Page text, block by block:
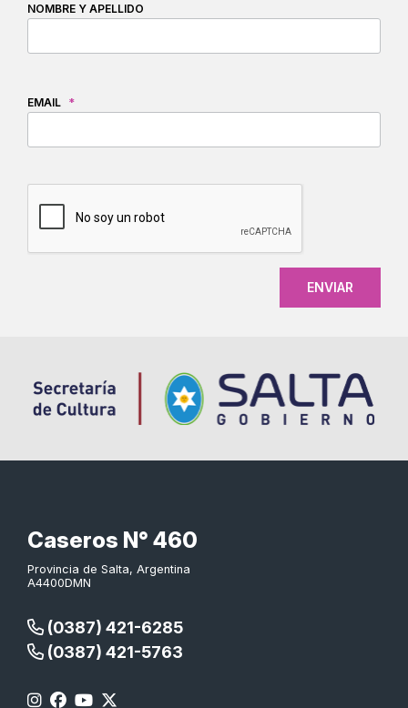
NOMBRE Y APELLIDO
EMAIL *
Caseros N° 460
Provincia de Salta, Argentina
A4400DMN
(0387) 421-6285
(0387) 421-5763